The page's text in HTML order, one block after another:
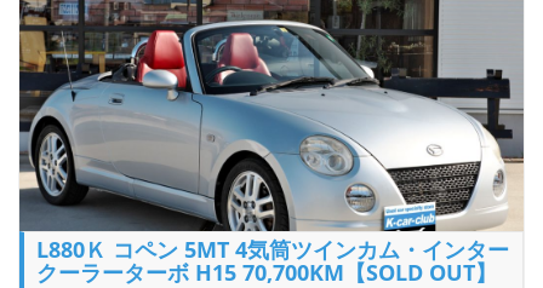
L880Ｋ コペン 5MT 4気筒ツインカム・インター
クーラーターボ H15 70,700KM【SOLD OUT】